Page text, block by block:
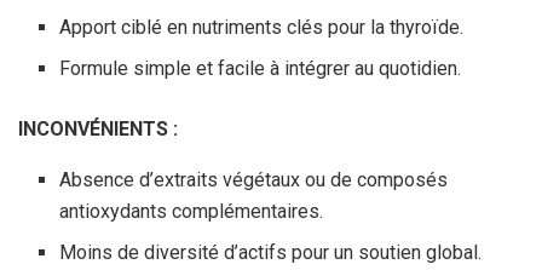
Apport ciblé en nutriments clés pour la thyroïde.
Formule simple et facile à intégrer au quotidien.
INCONVÉNIENTS :
Absence d’extraits végétaux ou de composés
antioxydants complémentaires.
Moins de diversité d’actifs pour un soutien global.